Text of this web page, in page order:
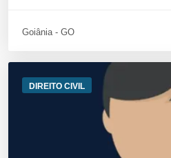
Goiânia - GO
DIREITO CIVIL